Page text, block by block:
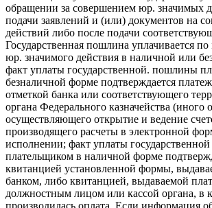
обращении за совершением юр. значимых
подачи заявлений и (или) документов на
действий либо после подачи
Государственная пошлина уплачивается
юр. значимого действия в наличной или
факт уплаты государственной. пошлины
безналичной форме подтверждается
отметкой банка или соответствующего
органа Федерального казначейства (иного
осуществляющего открытие и ведение
производящего расчеты в электронной
исполнении; факт уплаты
плательщиком в наличной форме
квитанцией установленной формы,
банком, либо квитанцией, выдаваемой
должностным лицом или кассой органа, в